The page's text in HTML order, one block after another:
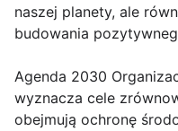
naszej planety, ale
budowania
Agenda 2030
wyznacza cele
obejmują ochronę